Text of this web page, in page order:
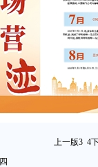
上一版3 4
四